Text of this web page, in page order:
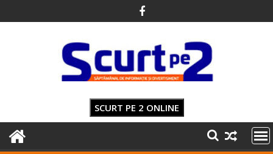
to
SCURT PE 2 ONLINE